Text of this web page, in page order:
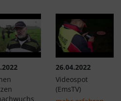
26.04.2022
Videospot
(EmsTV)